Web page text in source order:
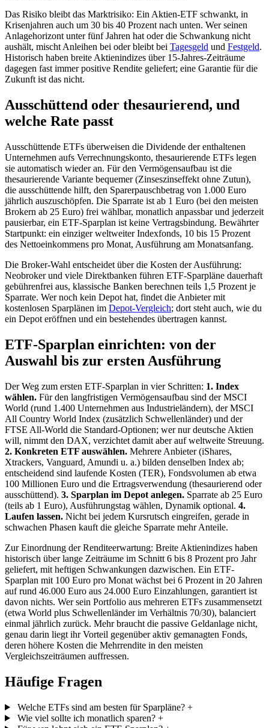
Das Risiko bleibt das Marktrisiko: Ein Aktien-ETF schwankt, in
Krisenjahren auch um 30 bis 40 Prozent nach unten. Wer seinen
Anlagehorizont unter fünf Jahren hat oder die Schwankung nicht
aushält, mischt Anleihen bei oder bleibt bei Tagesgeld und Festgeld.
Historisch haben breite Aktienindizes über 15-Jahres-Zeiträume
dagegen fast immer positive Rendite geliefert; eine Garantie für die
Zukunft ist das nicht.
Ausschüttend oder thesaurierend, und
welche Rate passt
Ausschüttende ETFs überweisen die Dividende der enthaltenen
Unternehmen aufs Verrechnungskonto, thesaurierende ETFs legen
sie automatisch wieder an. Für den Vermögensaufbau ist die
thesaurierende Variante bequemer (Zinseszinseffekt ohne Zutun),
die ausschüttende hilft, den Sparerpauschbetrag von 1.000 Euro
jährlich auszuschöpfen. Die Sparrate ist ab 1 Euro (bei den meisten
Brokern ab 25 Euro) frei wählbar, monatlich anpassbar und jederzeit
pausierbar, ein ETF-Sparplan ist keine Vertragsbindung. Bewährter
Startpunkt: ein einziger weltweiter Indexfonds, 10 bis 15 Prozent
des Nettoeinkommens pro Monat, Ausführung am Monatsanfang.
Die Broker-Wahl entscheidet über die Kosten der Ausführung:
Neobroker und viele Direktbanken führen ETF-Sparpläne dauerhaft
gebührenfrei aus, klassische Banken berechnen teils 1,5 Prozent je
Sparrate. Wer noch kein Depot hat, findet die Anbieter mit
kostenlosen Sparplänen im Depot-Vergleich; dort steht auch, wie du
ein Depot eröffnen und ein bestehendes übertragen kannst.
ETF-Sparplan einrichten: von der
Auswahl bis zur ersten Ausführung
Der Weg zum ersten ETF-Sparplan in vier Schritten: 1. Index
wählen. Für den langfristigen Vermögensaufbau sind der MSCI
World (rund 1.400 Unternehmen aus Industrieländern), der MSCI
All Country World Index (zusätzlich Schwellenländer) und der
FTSE All-World die Standard-Optionen; wer nur deutsche Aktien
will, nimmt den DAX, verzichtet damit aber auf weltweite Streuung.
2. Konkreten ETF auswählen. Mehrere Anbieter (iShares,
Xtrackers, Vanguard, Amundi u. a.) bilden denselben Index ab;
entscheidend sind laufende Kosten (TER), Fondsvolumen ab etwa
100 Millionen Euro und die Ertragsverwendung (thesaurierend oder
ausschüttend). 3. Sparplan im Depot anlegen. Sparrate ab 25 Euro
(teils ab 1 Euro), Ausführungstag wählen, Dynamik optional. 4.
Laufen lassen. Nicht bei jedem Kursrutsch eingreifen, gerade in
schwachen Phasen kauft die gleiche Sparrate mehr Anteile.
Zur Einordnung der Renditeerwartung: Breite Aktienindizes haben
historisch über lange Zeiträume im Schnitt 6 bis 8 Prozent pro Jahr
geliefert, mit heftigen Schwankungen dazwischen. Ein ETF-
Sparplan mit 100 Euro pro Monat wächst bei 6 Prozent in 20 Jahren
auf rund 46.000 Euro aus 24.000 Euro Einzahlungen, garantiert ist
davon nichts. Wer sein Portfolio aus mehreren ETFs zusammensetzt
(etwa World plus Schwellenländer im Verhältnis 70/30), balanciert
einmal jährlich zurück. Mehr braucht die passive Geldanlage nicht,
genau darin liegt ihr Vorteil gegenüber aktiv gemanagten Fonds,
deren höhere Kosten die Mehrrendite in den meisten
Vergleichszeiträumen auffressen.
Häufige Fragen
Welche ETFs sind am besten für Sparpläne? +
Wie viel sollte ich monatlich sparen? +